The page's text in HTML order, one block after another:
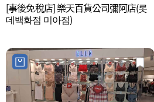
[事後免稅店] 樂天百貨公司彌阿店(롯
데백화점 미아점)